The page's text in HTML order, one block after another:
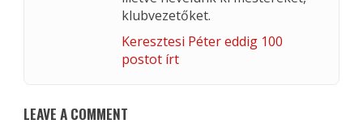
klubvezetőket.
Keresztesi Péter eddig 100
postot írt
LEAVE A COMMENT